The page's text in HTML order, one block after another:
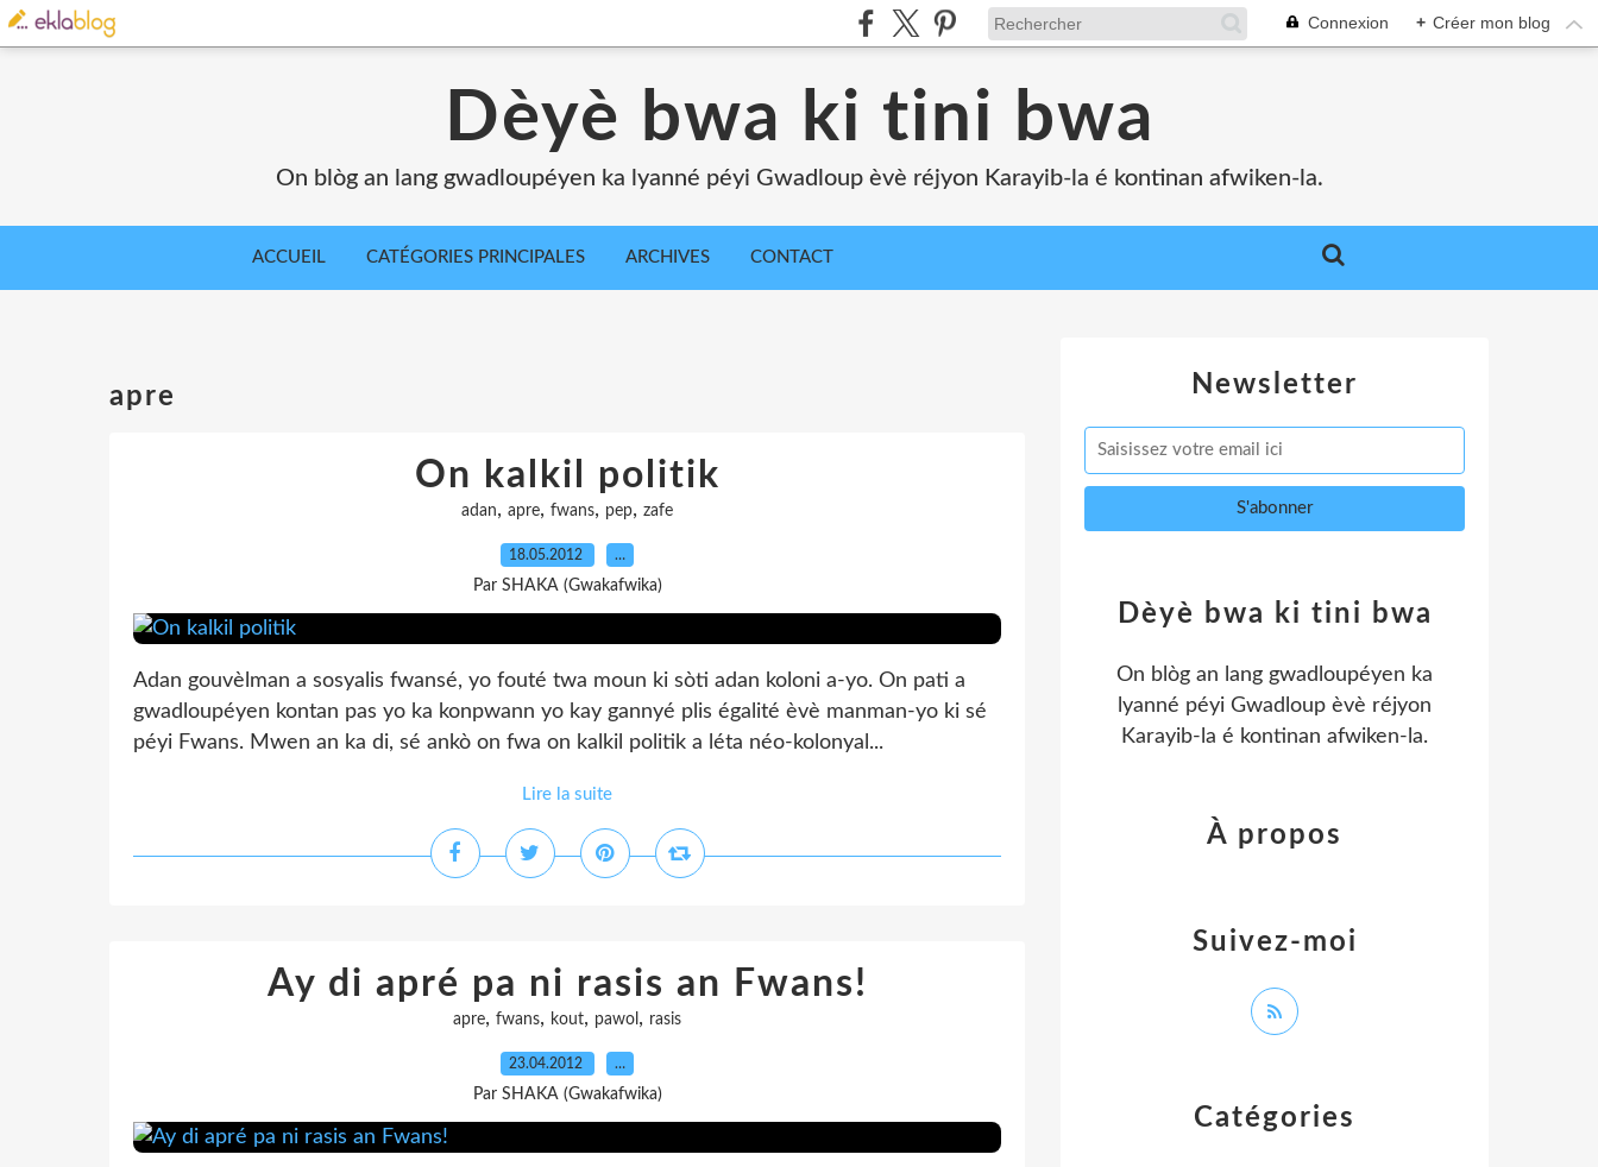
Connexion + Créer mon blog
Dèyè bwa ki tini bwa
On blòg an lang gwadloupéyen ka lyanné péyi Gwadloup èvè réjyon Karayib-la é kontinan afwiken-la.
ACCUEIL CATÉGORIES PRINCIPALES ARCHIVES CONTACT
apre
On kalkil politik
adan, apre, fwans, pep, zafe
18.05.2012 …
Par SHAKA (Gwakafwika)
Adan gouvèlman a sosyalis fwansé, yo fouté twa moun ki sòti adan koloni a-yo. On pati a
gwadloupéyen kontan pas yo ka konpwann yo kay gannyé plis égalité èvè manman-yo ki sé
péyi Fwans. Mwen an ka di, sé ankò on fwa on kalkil politik a léta néo-kolonyal...
Lire la suite
Ay di apré pa ni rasis an Fwans!
apre, fwans, kout, pawol , rasis
23.04.2012 …
Par SHAKA (Gwakafwika)
Newsletter
Catégories
Dèyè bwa ki tini bwa
On blòg an lang gwadloupéyen ka
lyanné péyi Gwadloup èvè réjyon
Karayib-la é kontinan afwiken-la.
Suivez-moi
À propos